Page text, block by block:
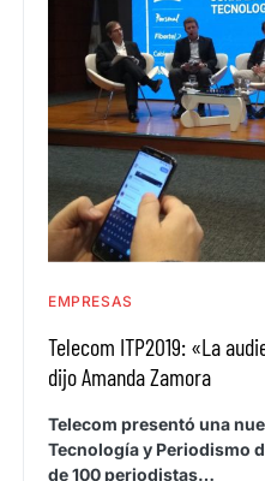
EMPRESAS
Telecom ITP2019: «La
dijo Amanda Zamora
Telecom presentó una
Tecnología y Periodismo
de 100 periodistas…